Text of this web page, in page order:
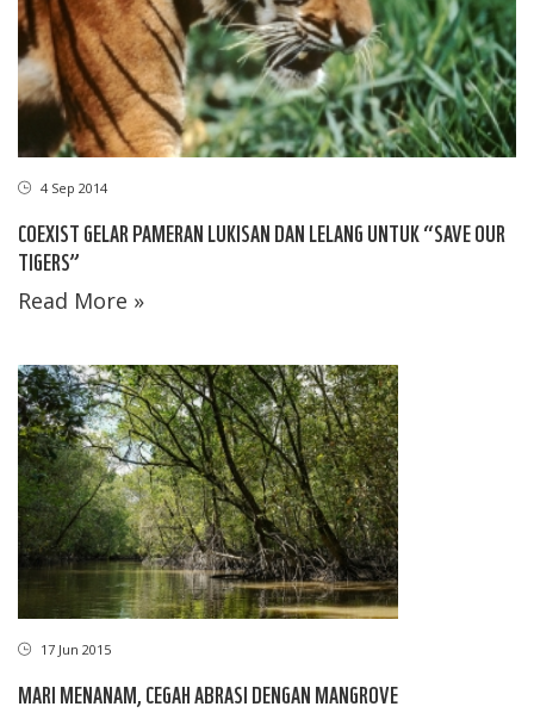
4 Sep 2014
COEXIST GELAR PAMERAN LUKISAN DAN LELANG UNTUK “SAVE OUR
TIGERS”
Read More »
17 Jun 2015
MARI MENANAM, CEGAH ABRASI DENGAN MANGROVE